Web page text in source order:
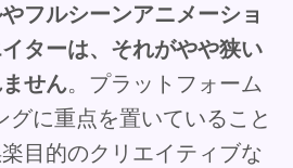
フルシーンアニメーショ
ターは、それがやや狭い
せん。プラットフォーム
に重点を置いていること
目的のクリエイティブな